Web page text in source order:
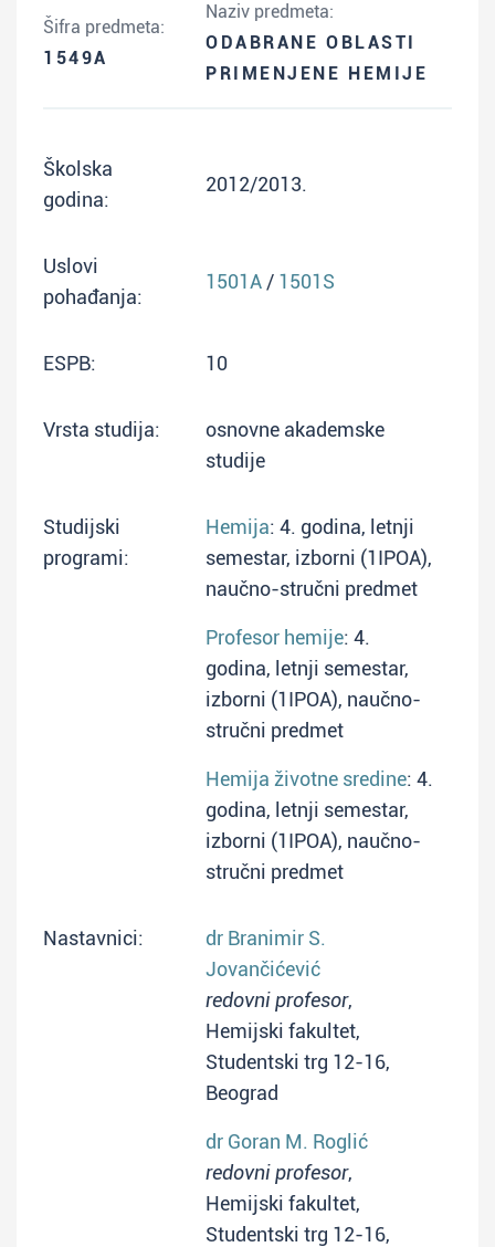
Šifra predmeta:
1549A
Naziv predmeta:
ODABRANE OBLASTI
PRIMENJENE HEMIJE
Školska
godina:
2012/2013.
Uslovi
pohađanja:
1501A / 1501S
ESPB: 10
Vrsta studija:
osnovne akademske
studije
Studijski
programi:
Hemija: 4. godina, letnji
semestar, izborni (1IPOA),
naučno-stručni predmet
Profesor hemije: 4.
godina, letnji semestar,
izborni (1IPOA), naučno-
stručni predmet
Hemija životne sredine: 4.
godina, letnji semestar,
izborni (1IPOA), naučno-
stručni predmet
Nastavnici:
dr Branimir S.
Jovančićević
redovni profesor,
Hemijski fakultet,
Studentski trg 12-16,
Beograd
dr Goran M. Roglić
redovni profesor,
Hemijski fakultet,
Studentski trg 12-16,